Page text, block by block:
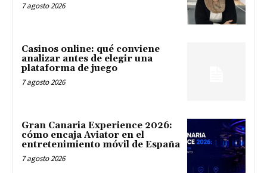
7 agosto 2026
Casinos online: qué conviene
analizar antes de elegir una
plataforma de juego
7 agosto 2026
Gran Canaria Experience 2026:
cómo encaja Aviator en el
entretenimiento móvil de España
7 agosto 2026